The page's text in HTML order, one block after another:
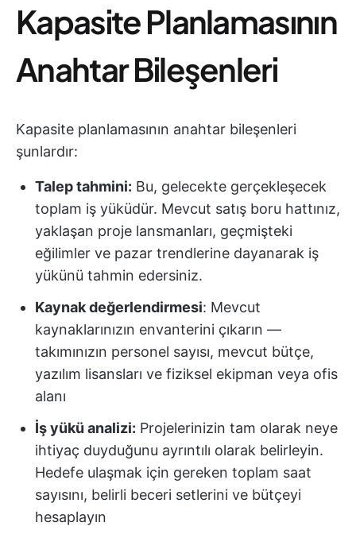
Kapasite Planlamasının
Anahtar Bileşenleri
Kapasite planlamasının anahtar bileşenleri
şunlardır:
Talep tahmini: Bu, gelecekte gerçekleşecek
toplam iş yüküdür. Mevcut satış boru hattınız,
yaklaşan proje lansmanları, geçmişteki
eğilimler ve pazar trendlerine dayanarak iş
yükünü tahmin edersiniz.
Kaynak değerlendirmesi: Mevcut
kaynaklarınızın envanterini çıkarın —
takımınızın personel sayısı, mevcut bütçe,
yazılım lisansları ve fiziksel ekipman veya ofis
alanı
İş yükü analizi: Projelerinizin tam olarak neye
ihtiyaç duyduğunu ayrıntılı olarak belirleyin.
Hedefe ulaşmak için gereken toplam saat
sayısını, belirli beceri setlerini ve bütçeyi
hesaplayın